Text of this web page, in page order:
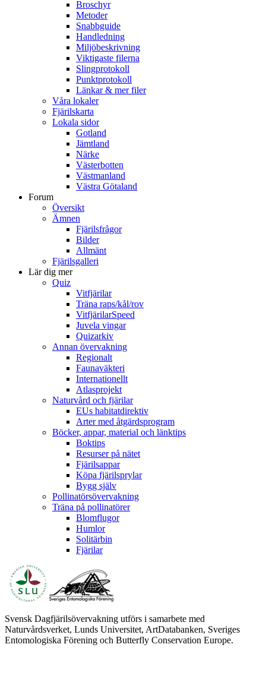
Broschyr
Metoder
Snabbguide
Handledning
Miljöbeskrivning
Viktigaste filerna
Slingprotokoll
Punktprotokoll
Länkar & mer filer
Våra lokaler
Fjärilskarta
Lokala sidor
Gotland
Jämtland
Närke
Västerbotten
Västmanland
Västra Götaland
Forum
Översikt
Ämnen
Fjärilsfrågor
Bilder
Allmänt
Fjärilsgalleri
Lär dig mer
Quiz
Vitfjärilar
Träna raps/kål/rov
VitfjärilarSpeed
Juvela vingar
Quizarkiv
Annan övervakning
Regionalt
Faunaväkteri
Internationellt
Atlasprojekt
Naturvård och fjärilar
EUs habitatdirektiv
Arter med åtgärdsprogram
Böcker, appar, material och länktips
Boktips
Resurser på nätet
Fjärilsappar
Köpa fjärilsprylar
Bygg själv
Pollinatörsövervakning
Träna på pollinatörer
Blomflugor
Humlor
Solitärbin
Fjärilar
Svensk Dagfjärilsövervakning utförs i samarbete med
Naturvårdsverket, Lunds Universitet, ArtDatabanken, Sveriges
Entomologiska Förening och Butterfly Conservation Europe.